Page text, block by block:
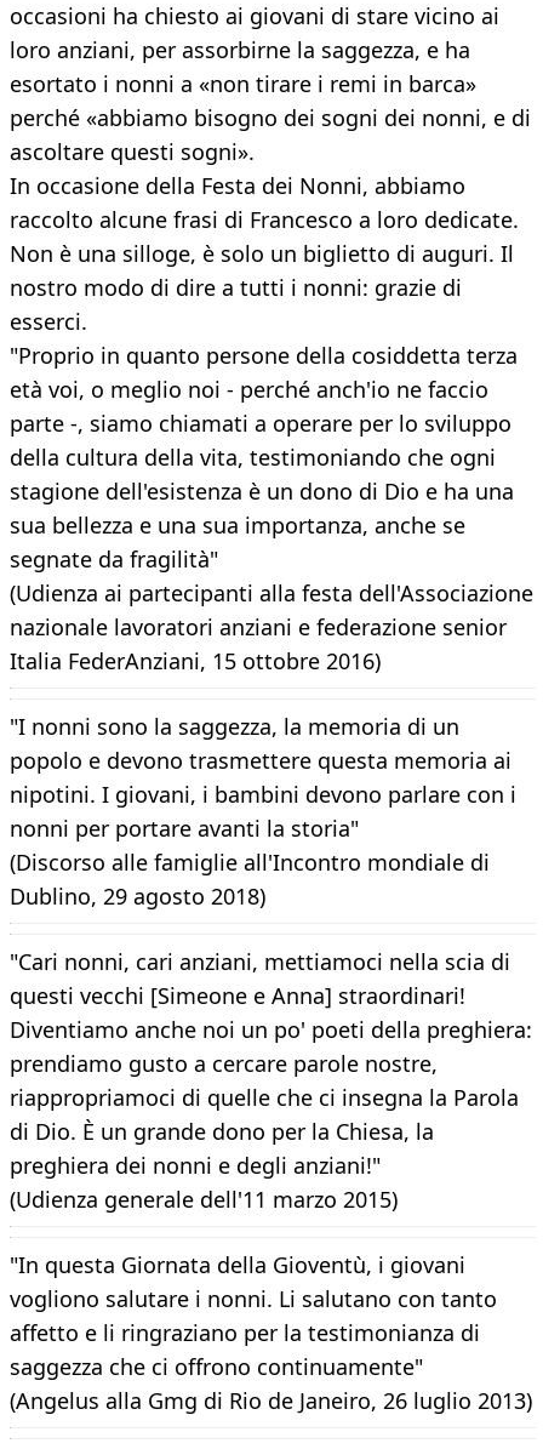
occasioni ha chiesto ai giovani di stare vicino ai
loro anziani, per assorbirne la saggezza, e ha
esortato i nonni a «non tirare i remi in barca»
perché «abbiamo bisogno dei sogni dei nonni, e di
ascoltare questi sogni».
In occasione della Festa dei Nonni, abbiamo
raccolto alcune frasi di Francesco a loro dedicate.
Non è una silloge, è solo un biglietto di auguri. Il
nostro modo di dire a tutti i nonni: grazie di
esserci.
"Proprio in quanto persone della cosiddetta terza
età voi, o meglio noi - perché anch'io ne faccio
parte -, siamo chiamati a operare per lo sviluppo
della cultura della vita, testimoniando che ogni
stagione dell'esistenza è un dono di Dio e ha una
sua bellezza e una sua importanza, anche se
segnate da fragilità"
(Udienza ai partecipanti alla festa dell'Associazione
nazionale lavoratori anziani e federazione senior
Italia FederAnziani, 15 ottobre 2016)
"I nonni sono la saggezza, la memoria di un
popolo e devono trasmettere questa memoria ai
nipotini. I giovani, i bambini devono parlare con i
nonni per portare avanti la storia"
(Discorso alle famiglie all'Incontro mondiale di
Dublino, 29 agosto 2018)
"Cari nonni, cari anziani, mettiamoci nella scia di
questi vecchi [Simeone e Anna] straordinari!
Diventiamo anche noi un po' poeti della preghiera:
prendiamo gusto a cercare parole nostre,
riappropriamoci di quelle che ci insegna la Parola
di Dio. È un grande dono per la Chiesa, la
preghiera dei nonni e degli anziani!"
(Udienza generale dell'11 marzo 2015)
"In questa Giornata della Gioventù, i giovani
vogliono salutare i nonni. Li salutano con tanto
affetto e li ringraziano per la testimonianza di
saggezza che ci offrono continuamente"
(Angelus alla Gmg di Rio de Janeiro, 26 luglio 2013)